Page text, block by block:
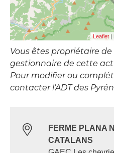
Leaflet |
Vous êtes propriétaire
gestionnaire de cette
Pour modifier ou
contacter l’ADT des
FERME PLANA
CATALANS